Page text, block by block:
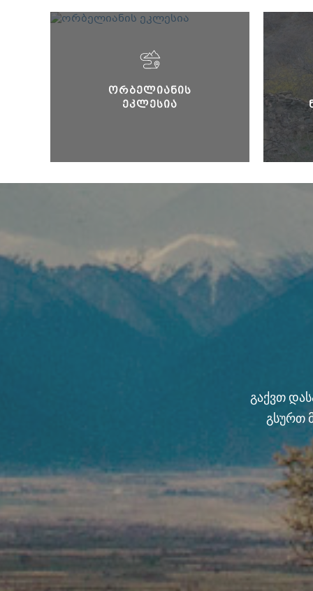
ᲝᲠᲑᲔᲚᲘᲐᲜᲘᲡ
ᲔᲙᲚᲔᲡᲘᲐ
გაქვთ
გსურთ